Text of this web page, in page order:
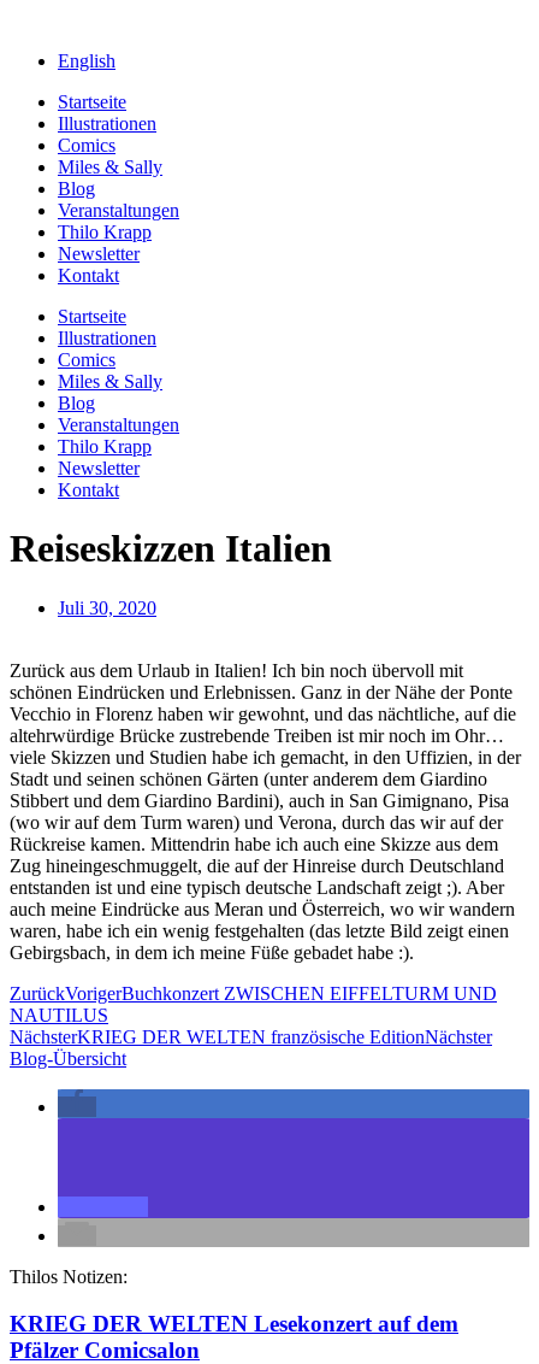
English
Startseite
Illustrationen
Comics
Miles & Sally
Blog
Veranstaltungen
Thilo Krapp
Newsletter
Kontakt
Startseite
Illustrationen
Comics
Miles & Sally
Blog
Veranstaltungen
Thilo Krapp
Newsletter
Kontakt
Reiseskizzen Italien
Juli 30, 2020
Zurück aus dem Urlaub in Italien! Ich bin noch übervoll mit
schönen Eindrücken und Erlebnissen. Ganz in der Nähe der Ponte
Vecchio in Florenz haben wir gewohnt, und das nächtliche, auf die
altehrwürdige Brücke zustrebende Treiben ist mir noch im Ohr…
viele Skizzen und Studien habe ich gemacht, in den Uffizien, in der
Stadt und seinen schönen Gärten (unter anderem dem Giardino
Stibbert und dem Giardino Bardini), auch in San Gimignano, Pisa
(wo wir auf dem Turm waren) und Verona, durch das wir auf der
Rückreise kamen. Mittendrin habe ich auch eine Skizze aus dem
Zug hineingeschmuggelt, die auf der Hinreise durch Deutschland
entstanden ist und eine typisch deutsche Landschaft zeigt ;). Aber
auch meine Eindrücke aus Meran und Österreich, wo wir wandern
waren, habe ich ein wenig festgehalten (das letzte Bild zeigt einen
Gebirgsbach, in dem ich meine Füße gebadet habe :).
ZurückVorigerBuchkonzert ZWISCHEN EIFFELTURM UND
NAUTILUS
NächsterKRIEG DER WELTEN französische EditionNächster
Blog-Übersicht
Thilos Notizen:
KRIEG DER WELTEN Lesekonzert auf dem
Pfälzer Comicsalon